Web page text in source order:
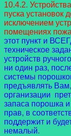
10.4.2.
пуска
исключением
помещениях
этот пункт и
техническое
устройств
ни один раз,
системы
предъявлять
организации
запаса порошка
прав, в
поддержит и
немалый.